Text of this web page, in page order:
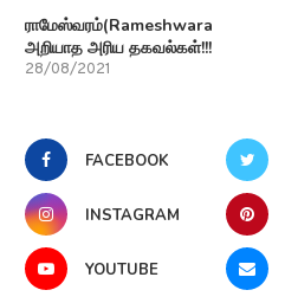
ராமேஸ்வரம்(Rameshwaram)பற்றி
அறியாத அரிய தகவல்கள்!!!
28/08/2021
FACEBOOK
INSTAGRAM
YOUTUBE